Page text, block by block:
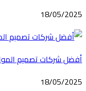
18/05/2025
أفضل شركات تصميم
18/05/2025